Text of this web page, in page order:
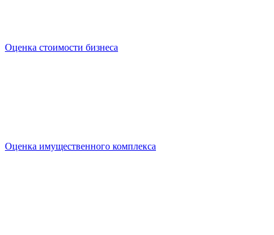
Оценка стоимости бизнеса
Оценка имущественного комплекса